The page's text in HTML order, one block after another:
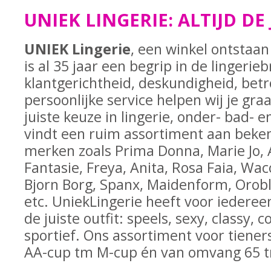
UNIEK LINGERIE: ALTIJD DE
UNIEK Lingerie, een winkel
is al 35 jaar een begrip in de
klantgerichtheid, deskundigheid,
persoonlijke service helpen wij je
juiste keuze in lingerie, onder- bad-
vindt een ruim assortiment aan
merken zoals Prima Donna, Marie Jo,
Fantasie, Freya, Anita, Rosa Faia,
Bjorn Borg, Spanx, Maidenform,
etc. UniekLingerie heeft voor
de juiste outfit: speels, sexy, classy,
sportief. Ons assortiment voor
AA-cup tm M-cup én van omvang 65